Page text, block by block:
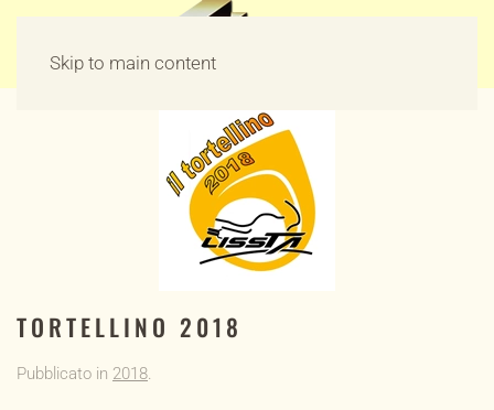
Skip to main content
TORTELLINO 2018
Pubblicato in 2018.